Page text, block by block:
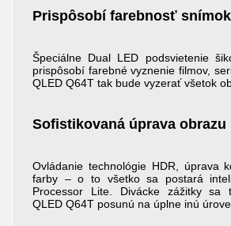
Prispôsobí farebnosť snímok
Špeciálne Dual LED podsvietenie
prispôsobí farebné vyznenie filmov,
QLED Q64T tak bude vyzerať všetok
Sofistikovaná úprava obrazu
Ovládanie technológie HDR, úprava
farby – o to všetko sa postará
Processor Lite. Divácke zážitky sa
QLED Q64T posunú na úplne inú